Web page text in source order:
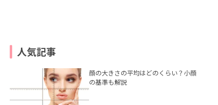
人気記事
顔の大きさの平均はどのくらい？小顔
の基準も解説